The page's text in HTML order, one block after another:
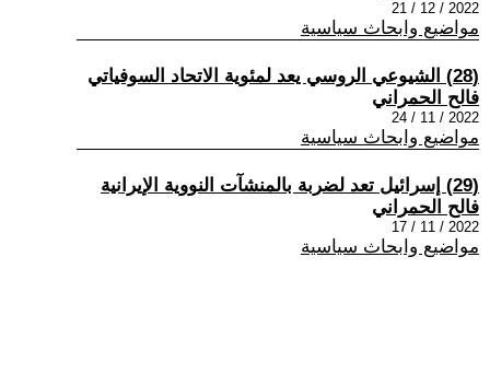
2022 / 12 / 21
مواضيع وابحاث سياسية
(28) الشيوعي الروسي يعد لمئوية الاتحاد السوفياتي
فالح الحمراني
2022 / 11 / 24
مواضيع وابحاث سياسية
(29) إسرائيل تعد لضربة بالمنشآت النووية الإيرانية
فالح الحمراني
2022 / 11 / 17
مواضيع وابحاث سياسية